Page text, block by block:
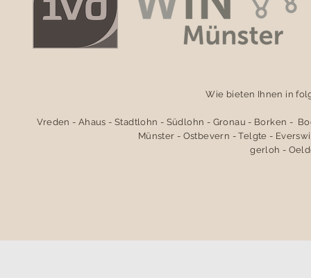
Wie bieten Ihnen in
Vreden - Ahaus - Stadtlohn - Südlohn - Gronau - Borken -
Münster - Ostbevern - Telgte -
gerloh -